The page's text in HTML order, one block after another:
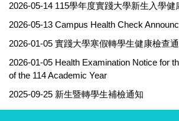
2026-05-14 115學年度實踐大學新生入學健
2026-05-13 Campus Health Check
2026-01-05 實踐大學寒假轉學生健康檢查
2026-01-05 Health Examination Notice for
of the 114 Academic Year
2025-09-25 新生暨轉學生補檢通知